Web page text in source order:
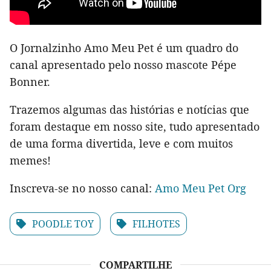
O Jornalzinho Amo Meu Pet é um quadro do
canal apresentado pelo nosso mascote Pépe
Bonner.
Trazemos algumas das histórias e notícias que
foram destaque em nosso site, tudo apresentado
de uma forma divertida, leve e com muitos
memes!
Inscreva-se no nosso canal: Amo Meu Pet Org
POODLE TOY FILHOTES
COMPARTILHE